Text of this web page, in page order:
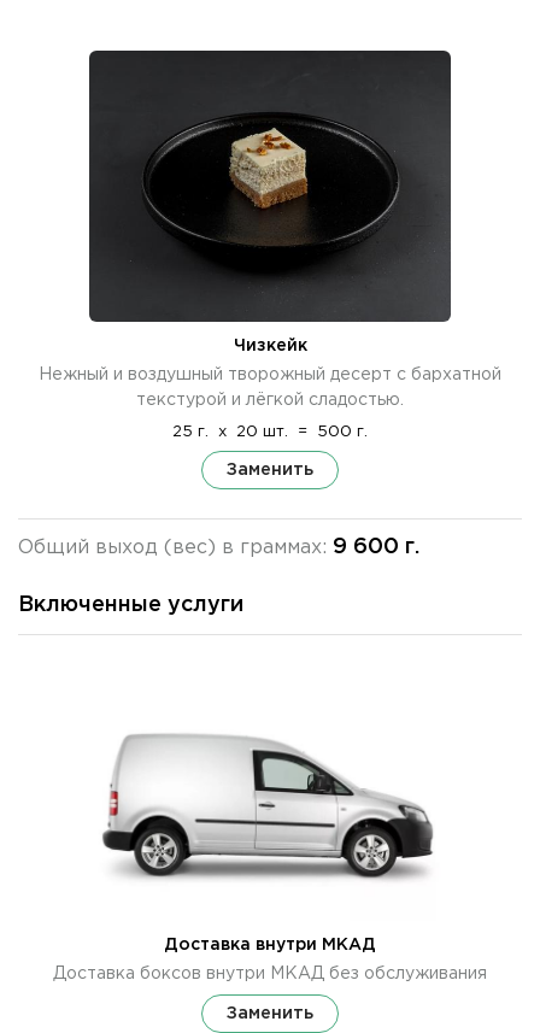
Чизкейк
Нежный и воздушный творожный десерт с бархатной
текстурой и лёгкой сладостью.
25 г. x 20 шт. = 500 г.
Заменить
Общий выход (вес) в граммах: 9 600 г.
Включенные услуги
Доставка внутри МКАД
Доставка боксов внутри МКАД без обслуживания
Заменить